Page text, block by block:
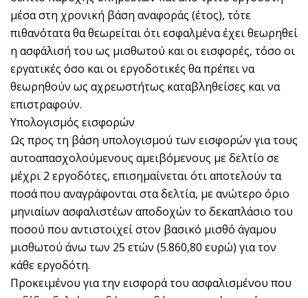
μέσα στη χρονική βάση αναφοράς (έτος), τότε
πιθανότατα θα θεωρείται ότι εσφαλμένα έχει θεωρηθεί
η ασφάλισή του ως μισθωτού και οι εισφορές, τόσο οι
εργατικές όσο και οι εργοδοτικές θα πρέπει να
θεωρηθούν ως αχρεωστήτως καταβληθείσες και να
επιστραφούν.
Υπολογισμός εισφορών
Ως προς τη βάση υπολογισμού των εισφορών για τους
αυτοαπασχολούμενους αμειβόμενους με δελτίο σε
μέχρι 2 εργοδότες, επισημαίνεται ότι αποτελούν τα
ποσά που αναγράφονται στα δελτία, με ανώτερο όριο
μηνιαίων ασφαλιστέων αποδοχών το δεκαπλάσιο του
ποσού που αντιστοιχεί στον βασικό μισθό άγαμου
μισθωτού άνω των 25 ετών (5.860,80 ευρώ) για τον
κάθε εργοδότη.
Προκειμένου για την εισφορά του ασφαλισμένου που